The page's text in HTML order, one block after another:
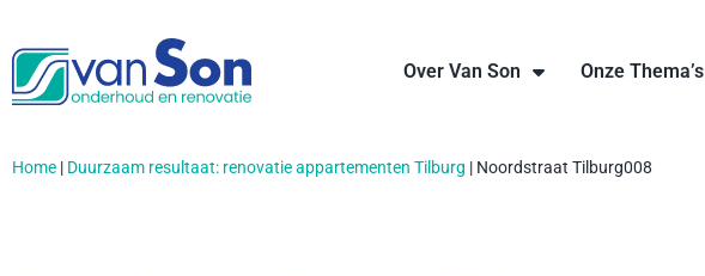
Over Van Son Onze Thema’s
Home | Duurzaam resultaat: renovatie appartementen Tilburg | Noordstraat Tilburg008